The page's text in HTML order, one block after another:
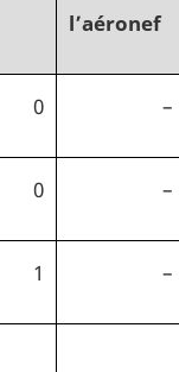
l’aéronef
0 –
0 –
1 –